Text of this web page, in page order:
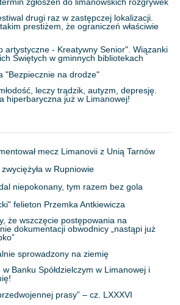
drugi raz w zastępczej lokalizacji.
takim prestiżem, że ograniczeń właściwie
artystyczne - Kreatywny Senior". Wiązanki
Świętych w gminnych bibliotekach
"Bezpiecznie na drodze"
leczy trądzik, autyzm, depresję.
hiperbaryczna już w Limanowej!
mecz Limanovii z Unią Tarnów
w Rupniowie
niepokonany, tym razem bez gola
felieton Przemka Antkiewicza
że wszczęcie postępowania na
dokumentacji obwodnicy „nastąpi już
sprowadzony na ziemię
w Banku Spółdzielczym w Limanowej i
prasy” – cz. LXXXVI